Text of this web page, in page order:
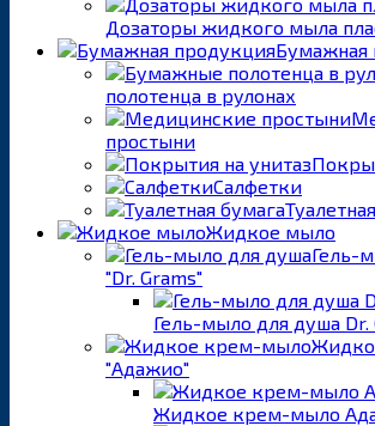
Дозаторы жидкого мыла
Бумажная
полотенца в рулонах
простыни
Салфетки
Жидкое мыло
Гель-
"Dr. Grams"
Гель-мыло для душа Dr.
"Адажио"
Жидкое крем-мыло